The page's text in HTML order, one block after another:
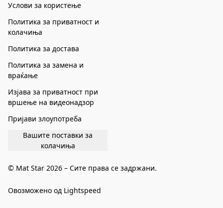
Услови за користење
Политика за приватност и
колачиња
Политика за достава
Политика за замена и
враќање
Изјава за приватност при
вршење на видеонадзор
Пријави злоупотреба
Вашите поставки за
колачиња
© Mat Star 2026 – Сите права се задржани.
Овозможено од Lightspeed